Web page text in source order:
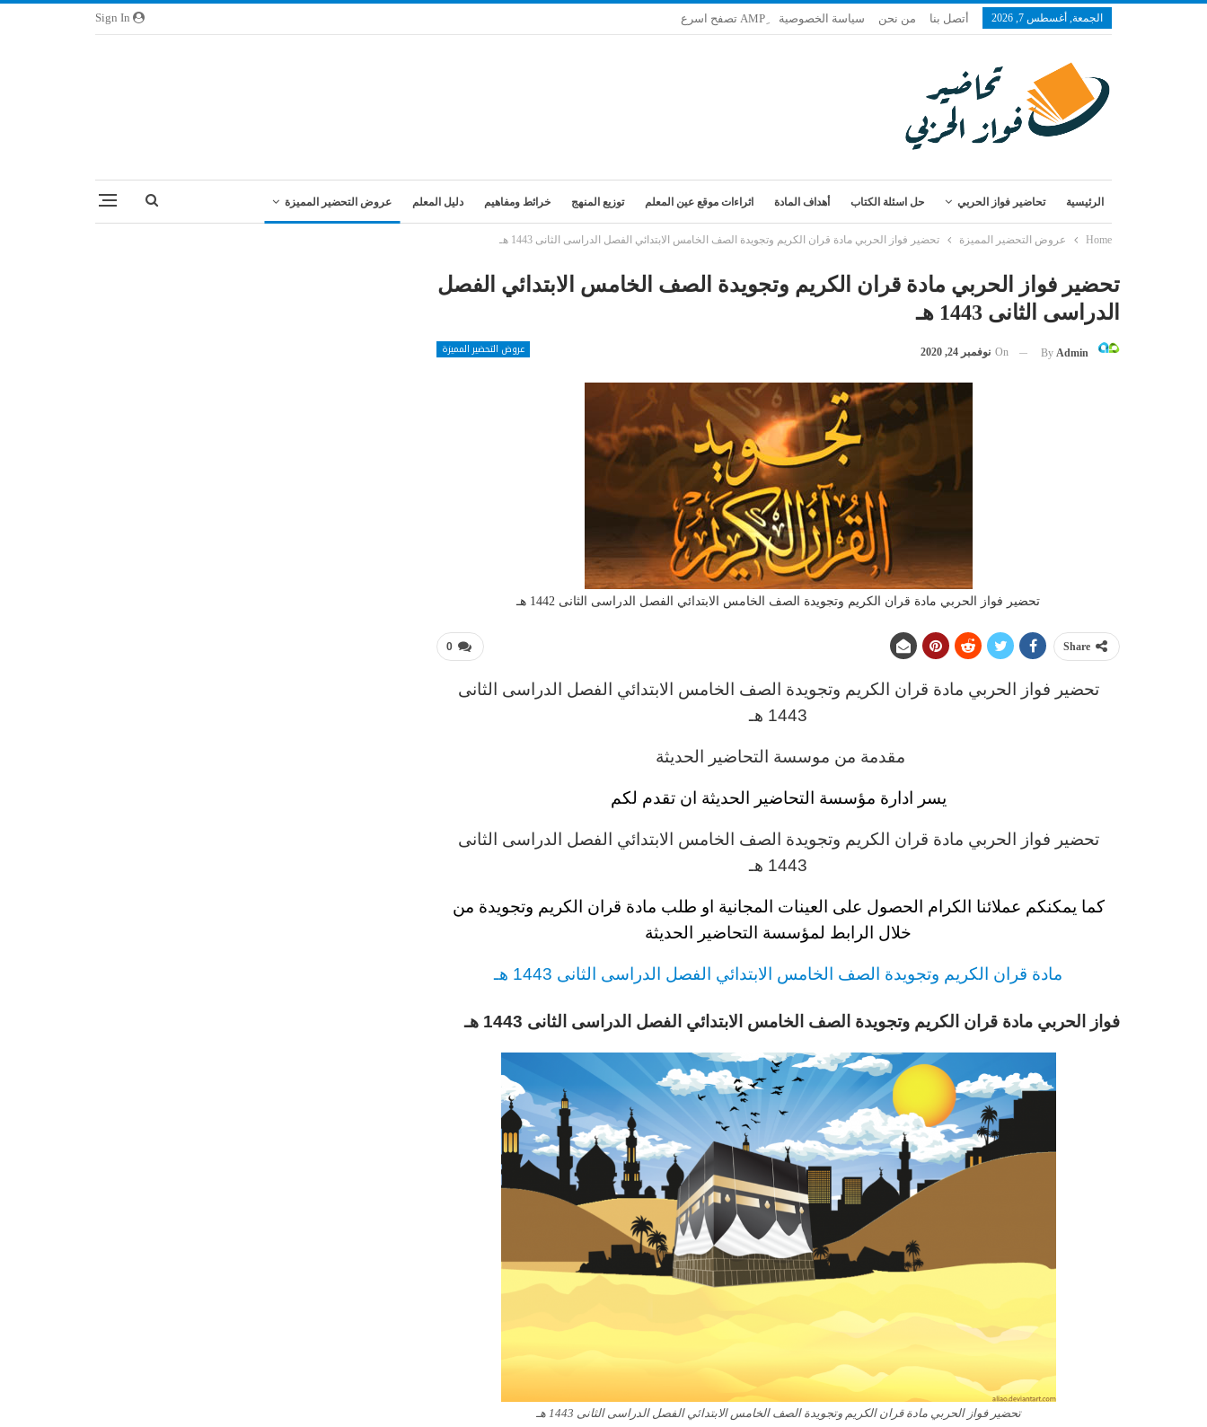
الجمعة, أغسطس 7, 2026 أتصل بنا من نحن سياسة الخصوصية
الرئيسية تحاضير فواز الحربي حل اسئلة الكتاب أهداف المادة اثراءات موقع عين المعلم توزيع المنهج خرائط ومفاهيم دليل المعلم عروض التحضير المميزة
Home عروض التحضير المميزة تحضير فواز الحربي مادة قران الكريم وتجويدة الصف الخامس الابتدائي الفصل الدراسى الثانى 1443 هـ
تحضير فواز الحربي مادة قران الكريم وتجويدة الصف الخامس الابتدائي الفصل
الدراسى الثانى 1443 هـ
عروض التحضير المميزة By Admin
On نوفمبر 24, 2020
تحضير فواز الحربي مادة قران الكريم وتجويدة الصف الخامس الابتدائي الفصل الدراسى الثانى 1442 هـ
0 Share
تحضير فواز الحربي مادة قران الكريم وتجويدة الصف الخامس الابتدائي الفصل الدراسى الثانى
1443 هـ
مقدمة من موسسة التحاضير الحديثة
يسر ادارة مؤسسة التحاضير الحديثة ان تقدم لكم
تحضير فواز الحربي مادة قران الكريم وتجويدة الصف الخامس الابتدائي الفصل الدراسى الثانى
1443 هـ
كما يمكنكم عملائنا الكرام الحصول على العينات المجانية او طلب مادة قران الكريم وتجويدة من
خلال الرابط لمؤسسة التحاضير الحديثة
مادة قران الكريم وتجويدة الصف الخامس الابتدائي الفصل الدراسى الثانى 1443 هـ
فواز الحربي مادة قران الكريم وتجويدة الصف الخامس الابتدائي الفصل الدراسى الثانى 1443 هـ
تحضير فواز الحربي مادة قران الكريم وتجويدة الصف الخامس الابتدائي الفصل الدراسى الثانى 1443 هـ